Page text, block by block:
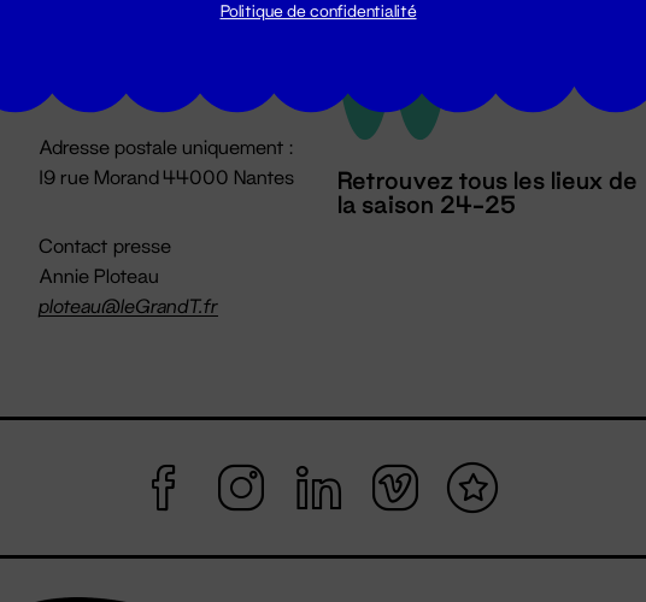
Du lundi au vendredi 14h → 18h
Adresse postale uniquement :
19 rue Morand 44000 Nantes
Contact presse
Annie Ploteau
ploteau@leGrandT.fr
Retrouvez tous les lieux de
la saison 24-25
Politique de confidentialité